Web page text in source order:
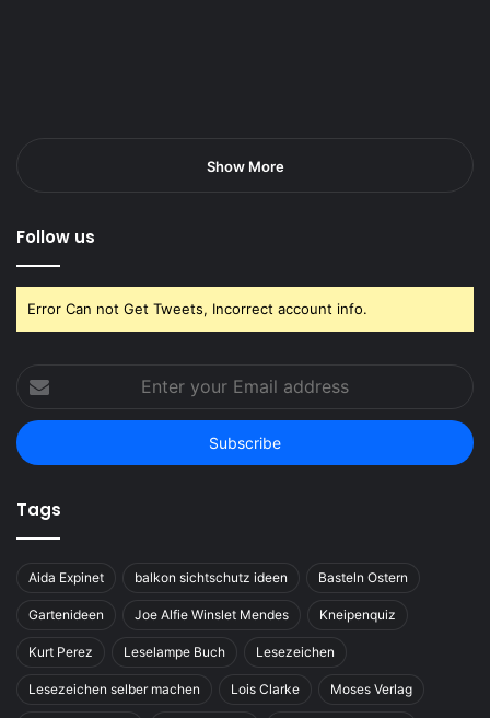
Show More
Follow us
Error Can not Get Tweets, Incorrect account info.
your
Email
address
Tags
Aida Expinet balkon sichtschutz ideen Basteln Ostern
Gartenideen Joe Alfie Winslet Mendes Kneipenquiz
Kurt Perez Leselampe Buch Lesezeichen
Lesezeichen selber machen Lois Clarke Moses Verlag